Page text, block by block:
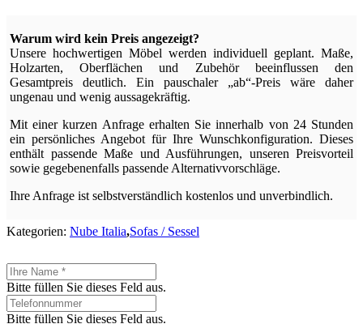
Warum wird kein Preis angezeigt?
Unsere hochwertigen Möbel werden individuell geplant. Maße,
Holzarten, Oberflächen und Zubehör beeinflussen den
Gesamtpreis deutlich. Ein pauschaler „ab“-Preis wäre daher
ungenau und wenig aussagekräftig.
Mit einer kurzen Anfrage erhalten Sie innerhalb von 24 Stunden
ein persönliches Angebot für Ihre Wunschkonfiguration. Dieses
enthält passende Maße und Ausführungen, unseren Preisvorteil
sowie gegebenenfalls passende Alternativvorschläge.
Ihre Anfrage ist selbstverständlich kostenlos und unverbindlich.
Kategorien: Nube Italia,Sofas / Sessel
Bitte füllen Sie dieses Feld aus.
Bitte füllen Sie dieses Feld aus.